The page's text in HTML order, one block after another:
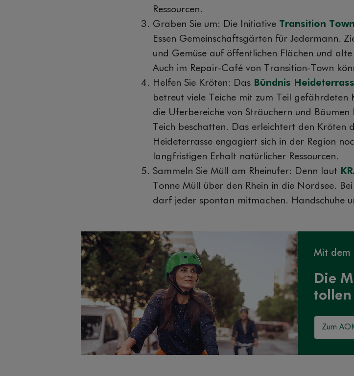
Ressourcen.
Graben Sie um: Die Initiative Transition
Essen Gemeinschaftsgärten für Jedermann.
und Gemüse auf öffentlichen Flächen und
Auch im Repair-Café von Transition-Town
Helfen Sie Kröten: Das Bündnis
betreut viele Teiche mit zum Teil
die Uferbereiche von Sträuchern und
Teich beschatten. Das erleichtert den Kröten
Heideterrasse engagiert sich in der Region
langfristigen Erhalt natürlicher Ressourcen.
Sammeln Sie Müll am Rheinufer: Denn laut
Tonne Müll über den Rhein in die Nordsee.
darf jeder spontan mitmachen. Handschuhe
Mit dem
Die
tollen
Zum